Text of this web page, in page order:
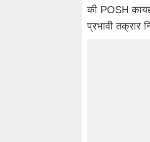
की POSH
प्रभावी तक्रार